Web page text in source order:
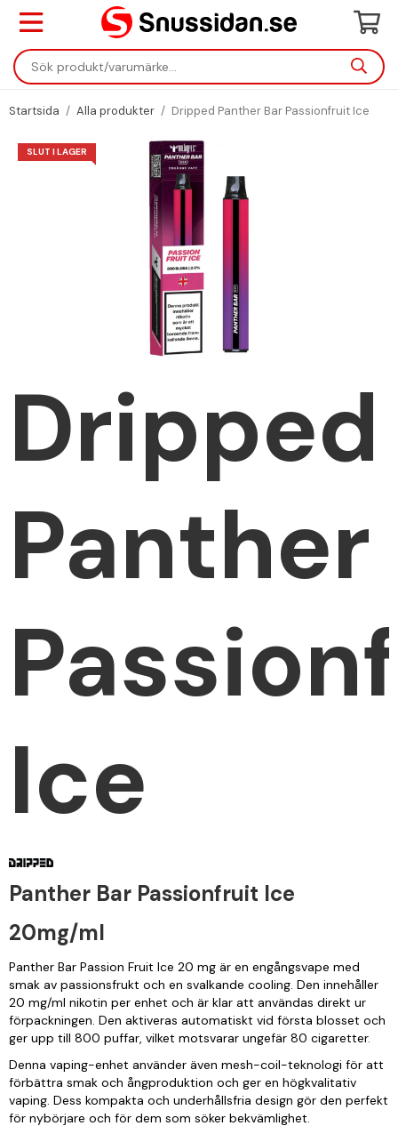
Startsida / Alla produkter / Dripped Panther Bar Passionfruit Ice
SLUT I LAGER
Dripped
Panther
Ice
Panther Bar Passionfruit Ice
20mg/ml
Panther Bar Passion Fruit Ice 20 mg är en engångsvape med
smak av passionsfrukt och en svalkande cooling. Den innehåller
20 mg/ml nikotin per enhet och är klar att användas direkt ur
förpackningen. Den aktiveras automatiskt vid första blosset och
ger upp till 800 puffar, vilket motsvarar ungefär 80 cigaretter.
Denna vaping-enhet använder även mesh-coil-teknologi för att
förbättra smak och ångproduktion och ger en högkvalitativ
vaping. Dess kompakta och underhållsfria design gör den perfekt
för nybörjare och för dem som söker bekvämlighet.